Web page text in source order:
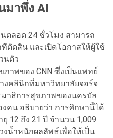
าพึ่ง AI
ตลอด 24 ชั่วโมง สามารถ
ตัดสิน และเปิดโอกาสให้ผู้ใช้
นตัว
าพของ CNN ซึ่งเป็นแพทย์
งคลินิกที่มหาวิทยาลัยจอร์จ
มาธิการสุขภาพของนครบัล
คน อธิบายว่า การศึกษานี้ได้
12 ถึง 21 ปี จำนวน 1,009
น้ำหนักผลลัพธ์เพื่อให้เป็น